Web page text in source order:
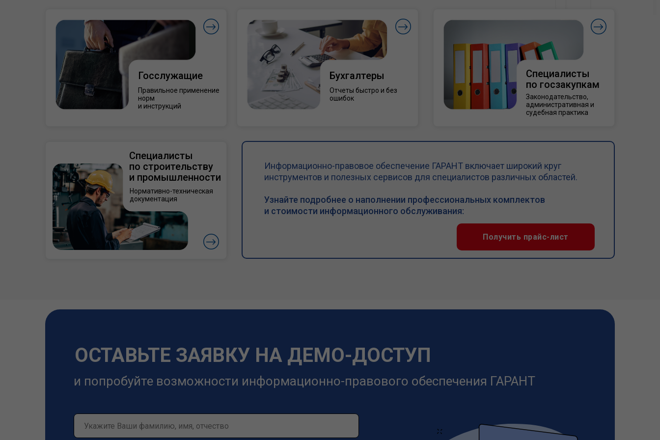
Госслужащие
Правильное применение
норм
и инструкций
Бухгалтеры
Отчеты быстро и без
ошибок
Специалисты
по госзакупкам
Законодательство,
административная и
судебная практика
Получить прайс-лист
Специалисты
по строительству
и промышленности
Нормативно-техническая
документация
Информационно-правовое обеспечение ГАРАНТ включает широкий круг
инструментов и полезных сервисов для специалистов различных областей.
Узнайте подробнее о наполнении профессиональных комплектов
и стоимости информационного обслуживания:
и попробуйте возможности информационно-правового обеспечения ГАРАНТ
ОСТАВЬТЕ ЗАЯВКУ НА ДЕМО-ДОСТУП